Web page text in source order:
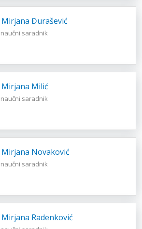
Mirjana Đurašević
saradnik
Mirjana Milić
saradnik
Mirjana Novaković
saradnik
Mirjana Radenković